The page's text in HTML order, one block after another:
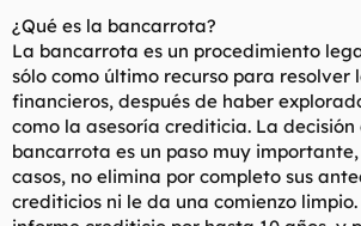
¿Qué es la bancarrota?
La bancarrota es un procedimiento
sólo como último recurso para resolver
financieros, después de haber
como la asesoría crediticia. La
bancarrota es un paso muy
casos, no elimina por completo sus
crediticios ni le da una comienzo